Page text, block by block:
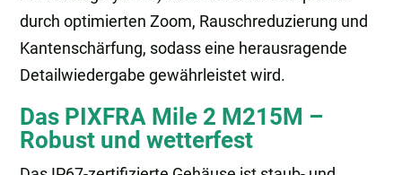
durch optimierten Zoom, Rauschreduzierung und
Kantenschärfung, sodass eine herausragende
Detailwiedergabe gewährleistet wird.
Das PIXFRA Mile 2 M215M –
Robust und wetterfest